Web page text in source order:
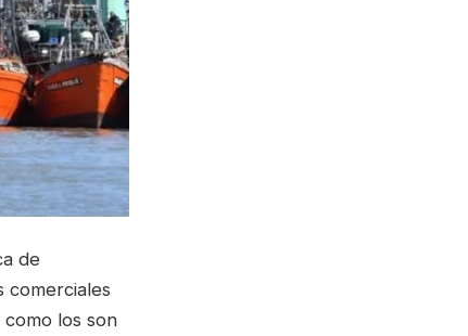
de
comerciales
los son